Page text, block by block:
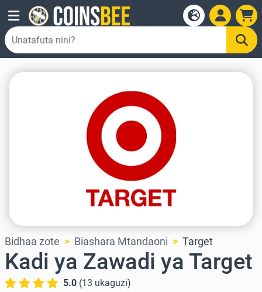
Bidhaa zote Biashara Mtandaoni Target
Kadi ya Zawadi ya Target
5.0 (13 ukaguzi)